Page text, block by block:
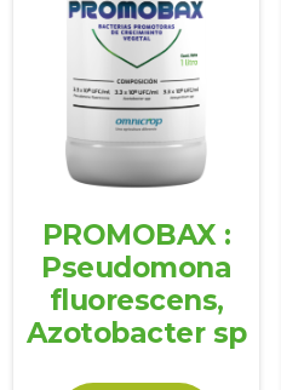
PROMOBAX :
Pseudomona
fluorescens,
Azotobacter sp